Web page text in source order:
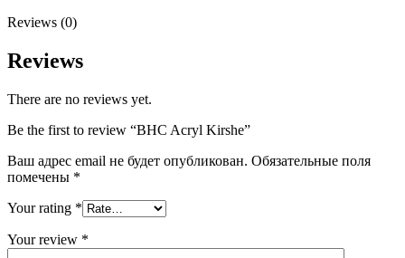
Reviews (0)
Reviews
There are no reviews yet.
Be the first to review “BHC Acryl Kirshe”
Ваш адрес email не будет опубликован. Обязательные поля
помечены *
Your rating *
Your review *